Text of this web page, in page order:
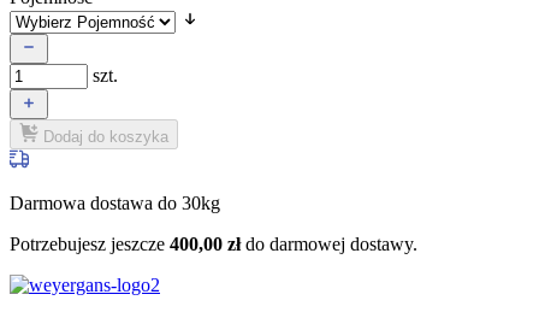
szt.
Dodaj do koszyka
Darmowa dostawa do 30kg
Potrzebujesz jeszcze 400,00 złdo darmowej dostawy.